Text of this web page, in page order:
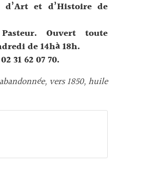
et d’Histoire de
Ouvert toute
de 14hà 18h.
31 62 07 70.
vers 1850, huile